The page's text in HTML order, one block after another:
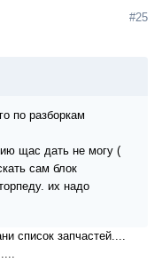
#25
по разборкам
щас дать не могу (
сам блок
их надо
список запчастей....